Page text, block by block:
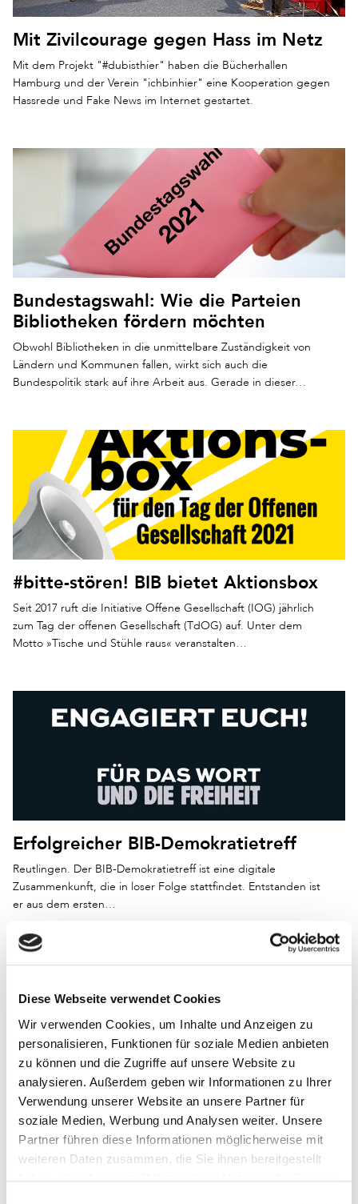
Diese Webseite verwendet Cookies
Wir verwenden Cookies, um Inhalte und Anzeigen zu
personalisieren, Funktionen für soziale Medien anbieten
zu können und die Zugriffe auf unsere Website zu
analysieren. Außerdem geben wir Informationen zu Ihrer
Verwendung unserer Website an unsere Partner für
soziale Medien, Werbung und Analysen weiter. Unsere
Partner führen diese Informationen möglicherweise mit
weiteren Daten zusammen, die Sie ihnen bereitgestellt
Mit Zivilcourage gegen Hass im Netz
Mit dem Projekt "#dubisthier" haben die Bücherhallen
Hamburg und der Verein "ichbinhier" eine Kooperation gegen
Hassrede und Fake News im Internet gestartet.
Bundestagswahl: Wie die Parteien
Bibliotheken fördern möchten
Obwohl Bibliotheken in die unmittelbare Zuständigkeit von
Ländern und Kommunen fallen, wirkt sich auch die
Bundespolitik stark auf ihre Arbeit aus. Gerade in dieser…
#bitte-stören! BIB bietet Aktionsbox
Seit 2017 ruft die Initiative Offene Gesellschaft (IOG) jährlich
zum Tag der offenen Gesellschaft (TdOG) auf. Unter dem
Motto »Tische und Stühle raus« veranstalten…
Erfolgreicher BIB-Demokratietreff
Reutlingen. Der BIB-Demokratietreff ist eine digitale
Zusammenkunft, die in loser Folge stattfindet. Entstanden ist
er aus dem ersten…
Woche der Meinungsfreiheit:
Gemeinsam für Demokratie, Debatte
und Toleranz